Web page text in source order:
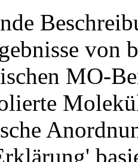
von
MO-